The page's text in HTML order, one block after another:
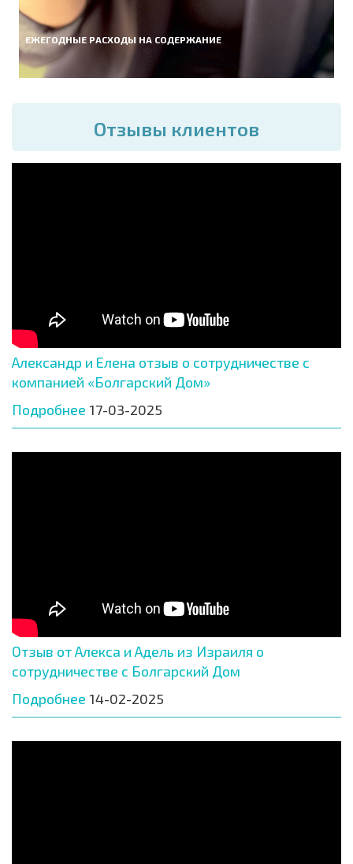
ЕЖЕГОДНЫЕ РАСХОДЫ НА СОДЕРЖАНИЕ
Отзывы клиентов
Александр и Елена отзыв о сотрудничестве с
компанией «Болгарский Дом»
Подробнее 17-03-2025
Отзыв от Алекса и Адель из Израиля о
сотрудничестве с Болгарский Дом
Подробнее 14-02-2025